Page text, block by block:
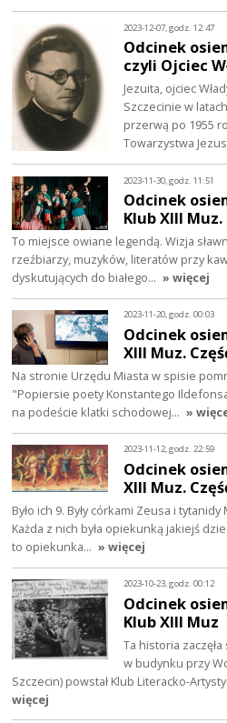
2023-12-07, godz. 12:47
Odcinek
czyli Ojciec
Jezuita, ojciec
Szczecinie w
przerwą po 1955
Towarzystwa
2023-11-30, godz. 11:51
Odcinek
Klub XIII
To miejsce owiane legendą. Wizja
rzeźbiarzy, muzyków, literatów przy
dyskutujących do białego… » więcej
2023-11-20, godz. 00:03
Odcinek
XIII Muz.
Na stronie Urzędu Miasta w spisie
"Popiersie poety Konstantego
na podeście klatki schodowej… »
2023-11-12, godz. 22:59
Odcinek
XIII Muz.
Było ich 9. Były córkami Zeusa i
Każda z nich była opiekunką jakiejś
to opiekunka… » więcej
2023-10-23, godz. 00:12
Odcinek
Klub XIII Muz
Ta historia
w budynku przy
Szczecin) powstał Klub Literacko-
więcej